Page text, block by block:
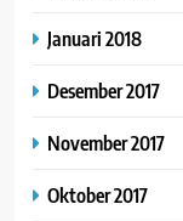
Januari 2018
Desember 2017
November 2017
Oktober 2017